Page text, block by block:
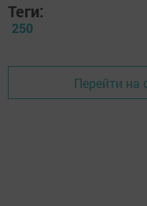
Теги:
250
Перейти на